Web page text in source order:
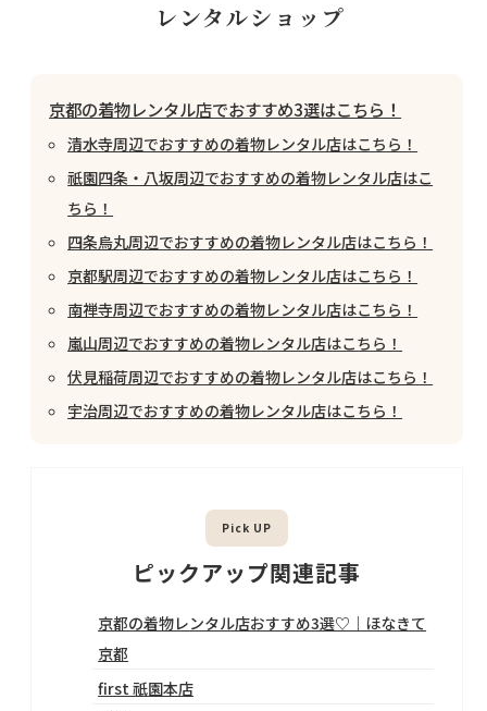
レンタルショップ
京都の着物レンタル店でおすすめ3選はこちら！
清水寺周辺でおすすめの着物レンタル店はこちら！
祇園四条・八坂周辺でおすすめの着物レンタル店はこ
ちら！
四条烏丸周辺でおすすめの着物レンタル店はこちら！
京都駅周辺でおすすめの着物レンタル店はこちら！
南禅寺周辺でおすすめの着物レンタル店はこちら！
嵐山周辺でおすすめの着物レンタル店はこちら！
伏見稲荷周辺でおすすめの着物レンタル店はこちら！
宇治周辺でおすすめの着物レンタル店はこちら！
ピックアップ関連記事
京都の着物レンタル店おすすめ3選♡｜ほなきて
京都
first 祇園本店